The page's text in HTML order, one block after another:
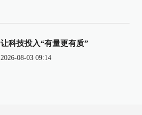
让科技投入“有量更有质”
2026-08-03 09:14